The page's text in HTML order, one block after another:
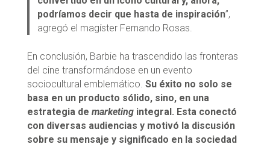
podríamos decir que hasta de inspiración”,
agregó el magíster Fernando Rosas.
En conclusión, Barbie ha trascendido las fronteras
del cine transformándose en un evento
sociocultural emblemático. Su éxito no solo se
basa en un producto sólido, sino, en una
estrategia de marketingintegral. Esta conectó
con diversas audiencias y motivó la discusión
sobre su mensaje y significado en la sociedad